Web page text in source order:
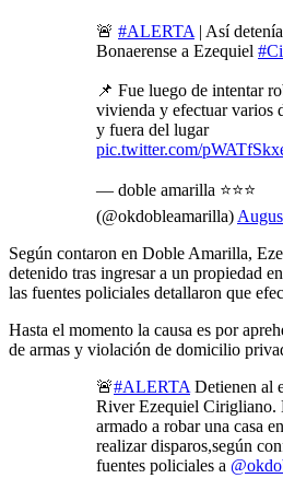
🚨 #ALERTA | Así
Bonaerense a Ezequiel
📌 Fue luego de intentar
vivienda y efectuar varios
y fuera del lugar
pic.twitter.com/
— doble amarilla ⭐️⭐️⭐️
(@okdobleamarilla)
Según contaron en Doble Amarilla,
detenido tras ingresar a un propiedad
las fuentes policiales detallaron que
Hasta el momento la causa es por
de armas y violación de domicilio
🚨#ALERTA Detienen al
River Ezequiel Cirigliano.
armado a robar una casa
realizar disparos,según
fuentes policiales a